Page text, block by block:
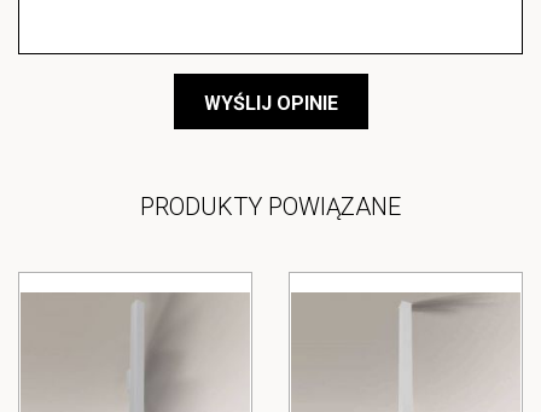
WYŚLIJ OPINIE
PRODUKTY POWIĄZANE